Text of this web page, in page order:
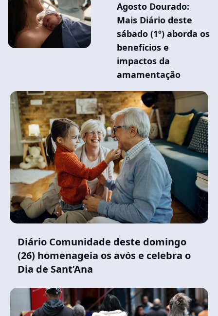
Agosto Dourado:
Mais Diário deste
sábado (1º) aborda os
benefícios e
impactos da
amamentação
Diário Comunidade deste domingo
(26) homenageia os avós e celebra o
Dia de Sant’Ana